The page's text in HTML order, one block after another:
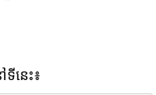
នេះ៖